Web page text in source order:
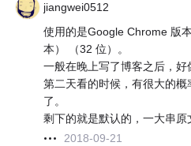
jiangwei0512
使用的是Google Chrome 版
本） （32 位）。
一般在晚上写了博客之后，好
第二天看的时候，有很大的
了。
剩下的就是默认的，一大串原
2018-09-21